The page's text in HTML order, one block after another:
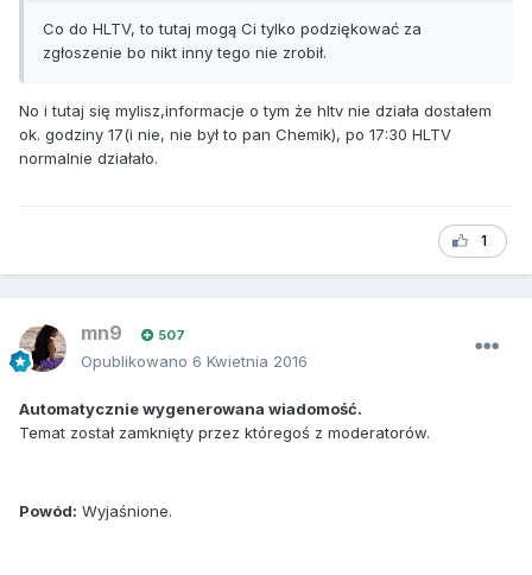
Co do HLTV, to tutaj mogą Ci tylko podziękować za
zgłoszenie bo nikt inny tego nie zrobił.
No i tutaj się mylisz,informacje o tym że hltv nie działa dostałem
ok. godziny 17(i nie, nie był to pan Chemik), po 17:30 HLTV
normalnie działało.
1
mn9 507
Opublikowano 6 Kwietnia 2016
Automatycznie wygenerowana wiadomość.
Temat został zamknięty przez któregoś z moderatorów.
Powód: Wyjaśnione.